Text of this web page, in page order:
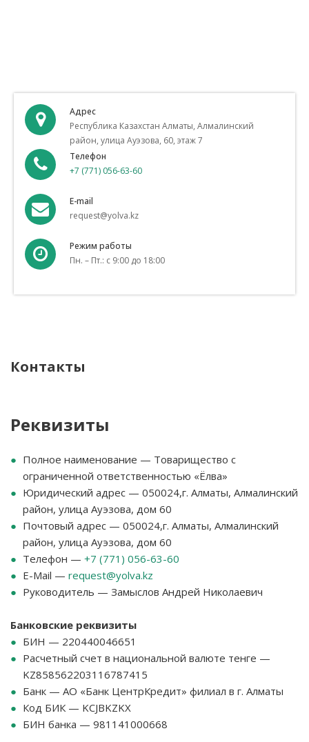
Адрес
Республика Казахстан Алматы, Алмалинский
район, улица Ауэзова, 60, этаж 7
Телефон
+7 (771) 056-63-60
E-mail
request@yolva.kz
Режим работы
Пн. – Пт.: с 9:00 до 18:00
Контакты
Реквизиты
Полное наименование — Товарищество с
ограниченной ответственностью «Ёлва»
Юридический адрес — 050024,г. Алматы, Алмалинский
район, улица Ауэзова, дом 60
Почтовый адрес — 050024,г. Алматы, Алмалинский
район, улица Ауэзова, дом 60
Телефон — +7 (771) 056-63-60
E-Mail — request@yolva.kz
Руководитель — Замыслов Андрей Николаевич
Банковские реквизиты
БИН — 220440046651
Расчетный счет в национальной валюте тенге —
KZ858562203116787415
Банк — АО «Банк ЦентрКредит» филиал в г. Алматы
Код БИК — KCJBKZKX
БИН банка — 981141000668